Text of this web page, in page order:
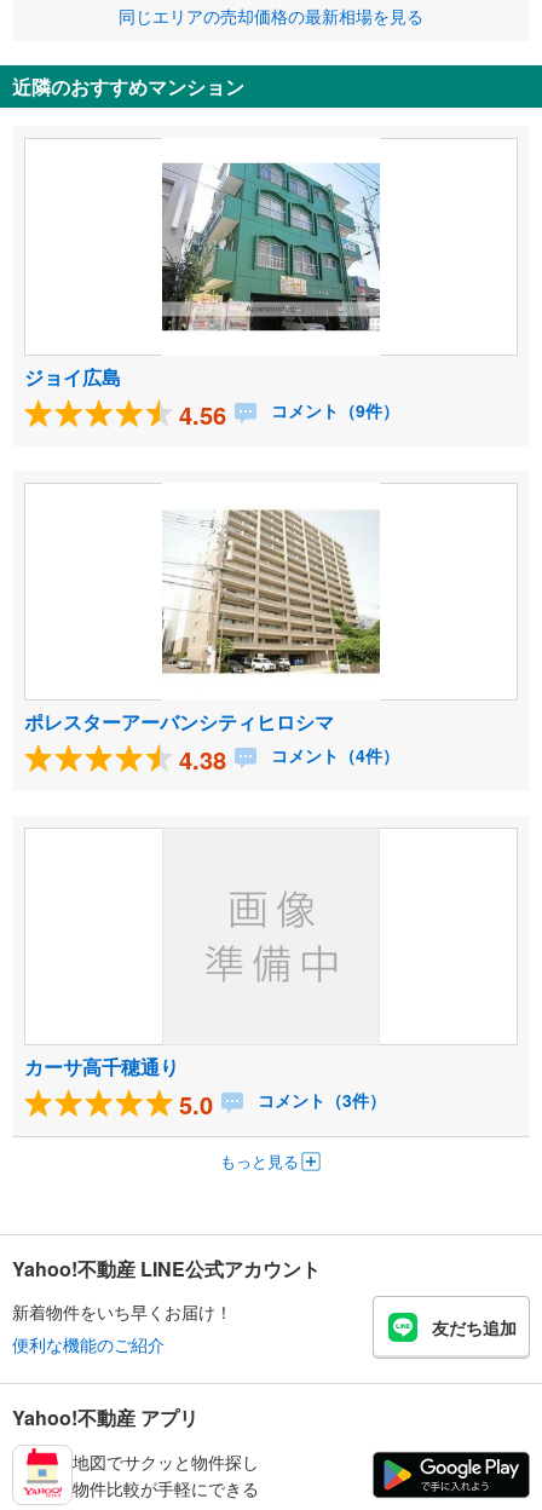
同じエリアの売却価格の最新相場を見る
近隣のおすすめマンション
ジョイ広島
4.56 コメント（9件）
ポレスターアーバンシティヒロシマ
4.38 コメント（4件）
カーサ高千穂通り
5.0 コメント（3件）
もっと見る
Yahoo!不動産 LINE公式アカウント
新着物件をいち早くお届け！
便利な機能のご紹介
友だち追加
Yahoo!不動産 アプリ
地図でサクッと物件探し
物件比較が手軽にできる